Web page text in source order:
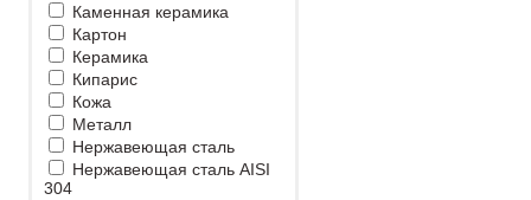
Каменная керамика
Картон
Керамика
Кипарис
Кожа
Металл
Нержавеющая сталь
Нержавеющая сталь AISI
304